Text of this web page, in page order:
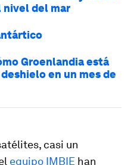
nivel del mar
Groenlandia está
en un mes de
casi un
equipo IMBIE han